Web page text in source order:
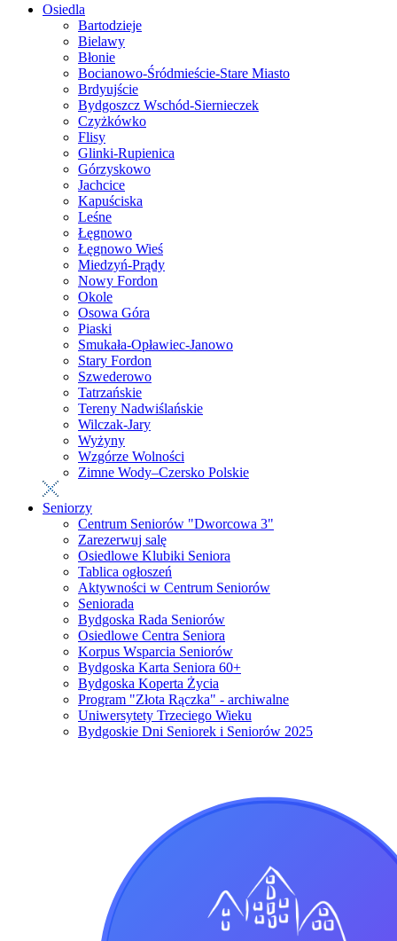
Osiedla
Bartodzieje
Bielawy
Błonie
Bocianowo-Śródmieście-Stare Miasto
Brdyujście
Bydgoszcz Wschód-Siernieczek
Czyżkówko
Flisy
Glinki-Rupienica
Górzyskowo
Jachcice
Kapuściska
Leśne
Łęgnowo
Łęgnowo Wieś
Miedzyń-Prądy
Nowy Fordon
Okole
Osowa Góra
Piaski
Smukała-Opławiec-Janowo
Stary Fordon
Szwederowo
Tatrzańskie
Tereny Nadwiślańskie
Wilczak-Jary
Wyżyny
Wzgórze Wolności
Zimne Wody–Czersko Polskie
Seniorzy
Centrum Seniorów "Dworcowa 3"
Zarezerwuj salę
Osiedlowe Klubiki Seniora
Tablica ogłoszeń
Aktywności w Centrum Seniorów
Seniorada
Bydgoska Rada Seniorów
Osiedlowe Centra Seniora
Korpus Wsparcia Seniorów
Bydgoska Karta Seniora 60+
Bydgoska Koperta Życia
Program "Złota Rączka" - archiwalne
Uniwersytety Trzeciego Wieku
Bydgoskie Dni Seniorek i Seniorów 2025